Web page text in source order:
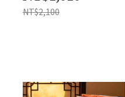
NT$2,100